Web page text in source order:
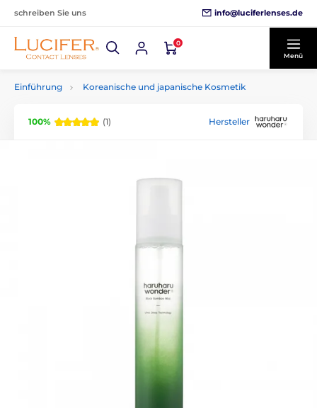
schreiben Sie uns info@luciferlenses.de
0
Menü
Einführung Koreanische und japanische Kosmetik
100% (1) Hersteller